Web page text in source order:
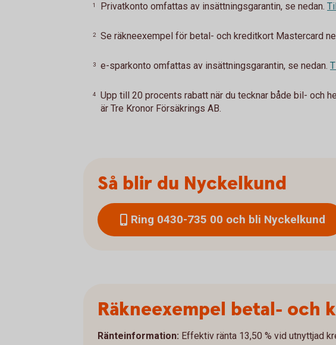
1 Privatkonto omfattas av insättningsgarantin, se nedan.
2 Se räkneexempel för betal- och kreditkort Mastercard
3 e-sparkonto omfattas av insättningsgarantin, se nedan.
4
Upp till 20 procents rabatt när du tecknar både bil- och
är Tre Kronor Försäkrings AB.
Så blir du Nyckelkund
Ring 0430-735 00 och bli Nyckelkund
Räkneexempel betal- och
Ränteinformation: Effektiv ränta 13,50 % vid utnyttjad